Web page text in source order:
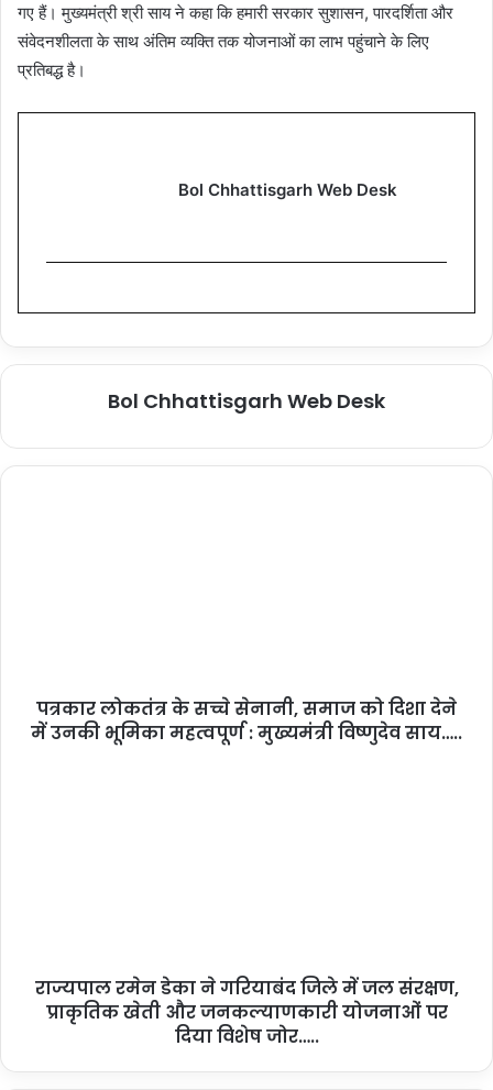
गए हैं। मुख्यमंत्री श्री साय ने कहा कि हमारी सरकार सुशासन, पारदर्शिता और
संवेदनशीलता के साथ अंतिम व्यक्ति तक योजनाओं का लाभ पहुंचाने के लिए
प्रतिबद्ध है।
Bol Chhattisgarh Web Desk
Bol Chhattisgarh Web Desk
पत्रकार लोकतंत्र के सच्चे सेनानी, समाज को दिशा देने
में उनकी भूमिका महत्वपूर्ण : मुख्यमंत्री विष्णुदेव साय…..
राज्यपाल रमेन डेका ने गरियाबंद जिले में जल संरक्षण,
प्राकृतिक खेती और जनकल्याणकारी योजनाओं पर
दिया विशेष जोर…..